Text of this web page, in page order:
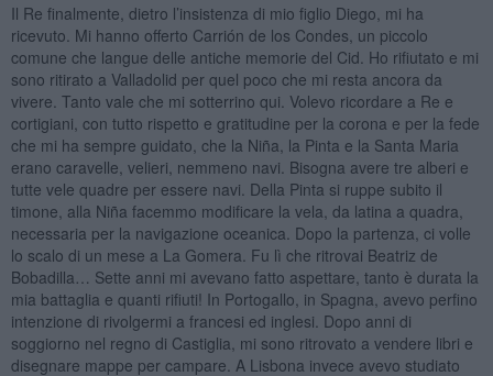
Il Re finalmente, dietro l’insistenza di mio figlio Diego, mi ha
ricevuto. Mi hanno offerto Carrión de los Condes, un piccolo
comune che langue delle antiche memorie del Cid. Ho rifiutato e mi
sono ritirato a Valladolid per quel poco che mi resta ancora da
vivere. Tanto vale che mi sotterrino qui. Volevo ricordare a Re e
cortigiani, con tutto rispetto e gratitudine per la corona e per la fede
che mi ha sempre guidato, che la Niña, la Pinta e la Santa Maria
erano caravelle, velieri, nemmeno navi. Bisogna avere tre alberi e
tutte vele quadre per essere navi. Della Pinta si ruppe subito il
timone, alla Niña facemmo modificare la vela, da latina a quadra,
necessaria per la navigazione oceanica. Dopo la partenza, ci volle
lo scalo di un mese a La Gomera. Fu lì che ritrovai Beatriz de
Bobadilla… Sette anni mi avevano fatto aspettare, tanto è durata la
mia battaglia e quanti rifiuti! In Portogallo, in Spagna, avevo perfino
intenzione di rivolgermi a francesi ed inglesi. Dopo anni di
soggiorno nel regno di Castiglia, mi sono ritrovato a vendere libri e
disegnare mappe per campare. A Lisbona invece avevo studiato